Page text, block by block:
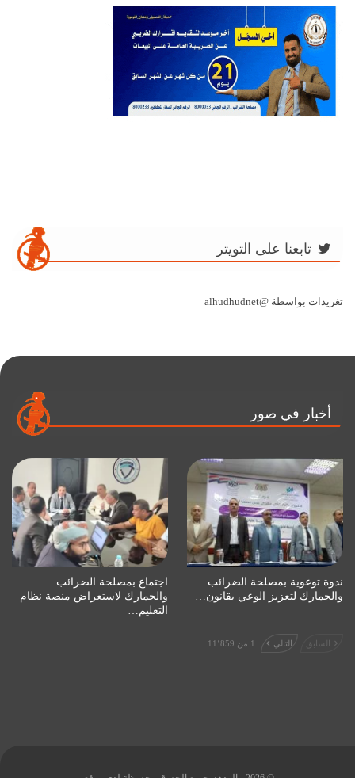
تابعنا على التويتر
تغريدات بواسطة @alhudhudnet
أخبار في صور
ندوة توعوية بمصلحة الضرائب
والجمارك لتعزيز الوعي بقانون…
اجتماع بمصلحة الضرائب
والجمارك لاستعراض منصة نظام
التعليم…
السابق التالي 1 من 11٬859